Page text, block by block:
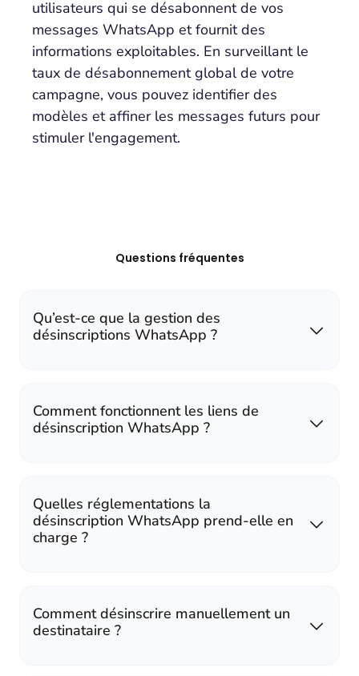
utilisateurs qui se désabonnent de vos
messages WhatsApp et fournit des
informations exploitables. En surveillant le
taux de désabonnement global de votre
campagne, vous pouvez identifier des
modèles et affiner les messages futurs pour
stimuler l'engagement.
Questions fréquentes
Qu’est-ce que la gestion des
désinscriptions WhatsApp ?
Comment fonctionnent les liens de
désinscription WhatsApp ?
Quelles réglementations la
désinscription WhatsApp prend-elle en
charge ?
Comment désinscrire manuellement un
destinataire ?